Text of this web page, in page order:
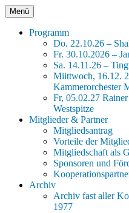
Zum
Inhalt
springen
Jazz im Prinz Karl
xxx Seit 45 Jahren Jazz für
Menü
Programm
Do. 22.10.26 –
Fr. 30.10.2026 –
Sa. 14.11.26 –
Miittwoch, 16.12.
Kammerorchester
Fr, 05.02.27
Westspitze
Mitglieder & Partner
Mitgliedsantrag
Vorteile der
Mitgliedschaft als
Sponsoren und
Archiv
Archiv fast aller
1977